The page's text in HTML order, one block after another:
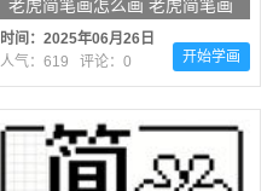
老虎简笔画怎么画 老虎简笔画
画法
时间：2025年06月26日
人气：619 评论：0
开始学画